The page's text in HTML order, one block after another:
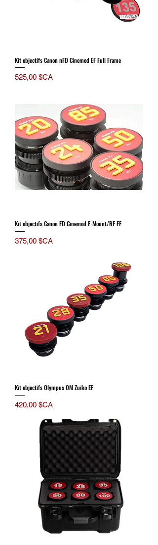
Kit objectifs Canon nFD Cinemod EF Full Frame
Prix
525,00 $CA
Kit objectifs Canon FD Cinemod E-Mount/RF FF
Prix
375,00 $CA
Kit objectifs Olympus OM Zuiko EF
Prix
420,00 $CA